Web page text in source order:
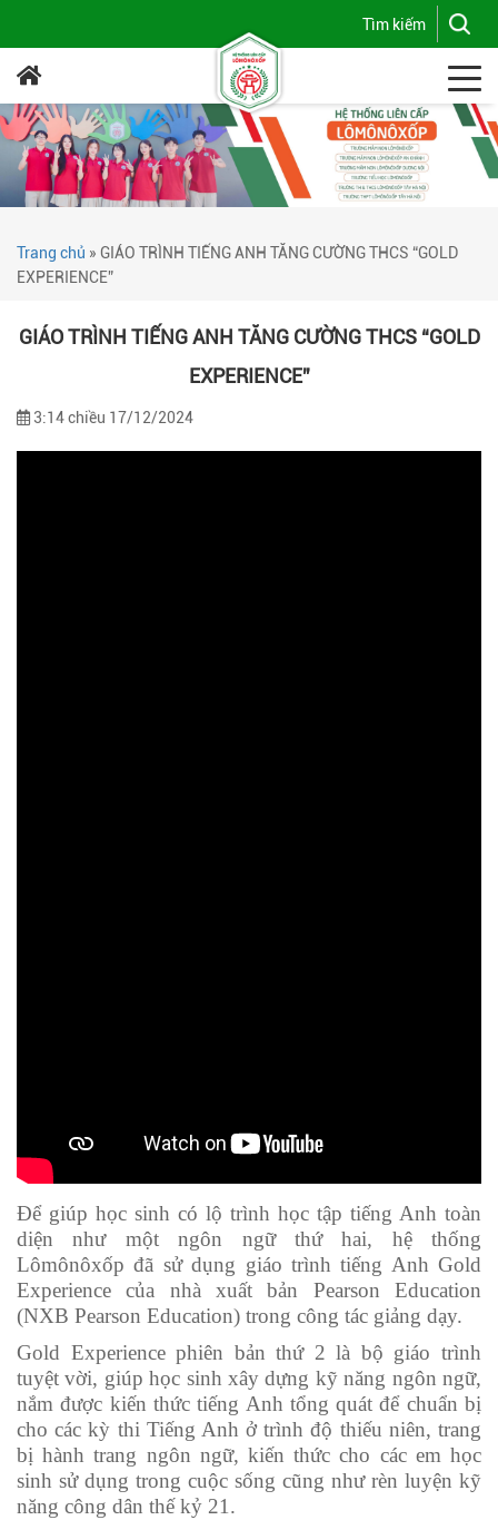
Trang chủ » GIÁO TRÌNH TIẾNG ANH TĂNG CƯỜNG THCS “GOLD
EXPERIENCE”
GIÁO TRÌNH TIẾNG ANH TĂNG CƯỜNG THCS “GOLD
EXPERIENCE”
3:14 chiều 17/12/2024
Để giúp học sinh có lộ trình học tập tiếng Anh toàn
diện như một ngôn ngữ thứ hai, hệ thống
Lômônôxốp đã sử dụng giáo trình tiếng Anh Gold
Experience của nhà xuất bản Pearson Education
(NXB Pearson Education) trong công tác giảng dạy.
Gold Experience phiên bản thứ 2 là bộ giáo trình
tuyệt vời, giúp học sinh xây dựng kỹ năng ngôn ngữ,
nắm được kiến thức tiếng Anh tổng quát để chuẩn bị
cho các kỳ thi Tiếng Anh ở trình độ thiếu niên, trang
bị hành trang ngôn ngữ, kiến thức cho các em học
sinh sử dụng trong cuộc sống cũng như rèn luyện kỹ
năng công dân thế kỷ 21.